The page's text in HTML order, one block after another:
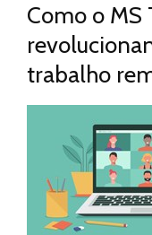
Como o MS
trabalho